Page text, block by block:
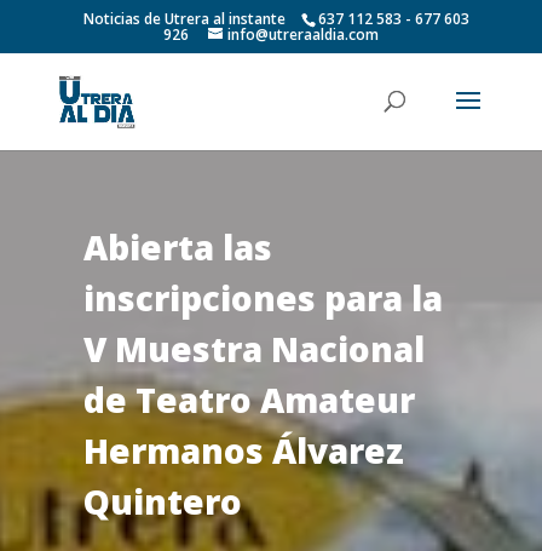
Noticias de Utrera al instante 637 112 583 - 677 603
926 info@utreraaldia.com
Abierta las
inscripciones para la
V Muestra Nacional
de Teatro Amateur
Hermanos Álvarez
Quintero